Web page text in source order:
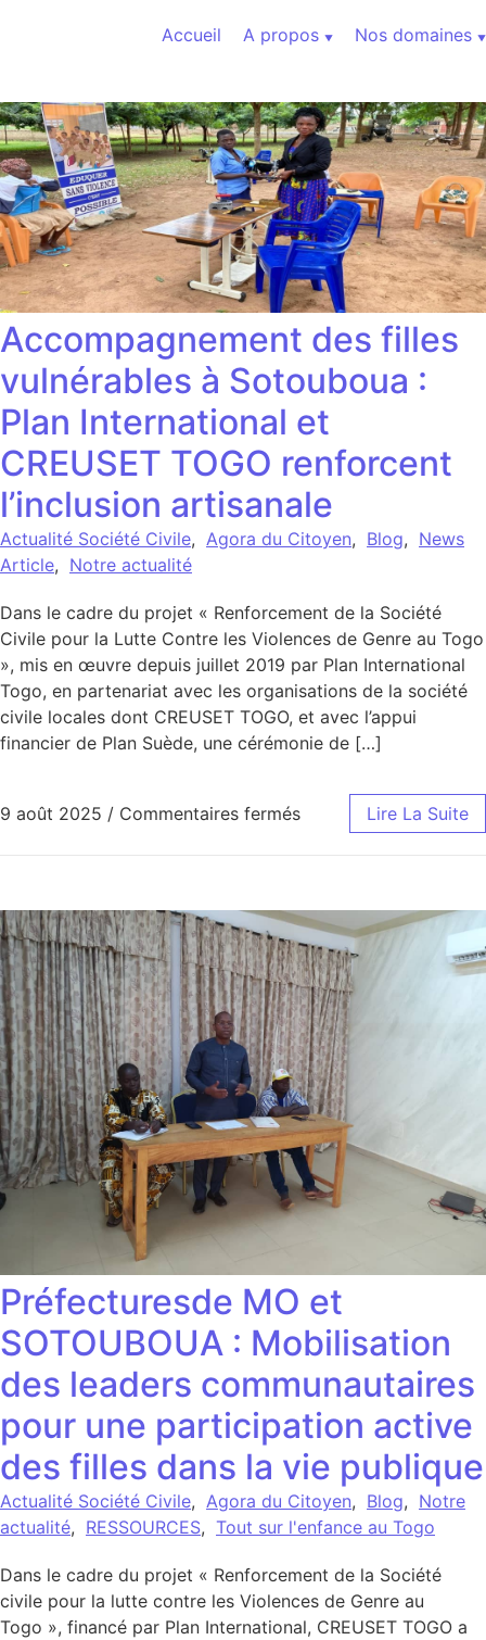
Accueil
A propos Nos domaines
Accompagnement des filles
vulnérables à Sotouboua :
Plan International et
CREUSET TOGO renforcent
l’inclusion artisanale
Actualité Société Civile, Agora du Citoyen, Blog, News
Article, Notre actualité
Dans le cadre du projet « Renforcement de la Société
Civile pour la Lutte Contre les Violences de Genre au Togo
», mis en œuvre depuis juillet 2019 par Plan International
Togo, en partenariat avec les organisations de la société
civile locales dont CREUSET TOGO, et avec l’appui
financier de Plan Suède, une cérémonie de […]
9 août 2025 / Commentaires ferméssur Accompagnement
Lire La Suite
Préfecturesde MO et
SOTOUBOUA : Mobilisation
des leaders communautaires
pour une participation active
des filles dans la vie publique
Actualité Société Civile, Agora du Citoyen, Blog, Notre
actualité, RESSOURCES, Tout sur l'enfance au Togo
Dans le cadre du projet « Renforcement de la Société
civile pour la lutte contre les Violences de Genre au
Togo », financé par Plan International, CREUSET TOGO a